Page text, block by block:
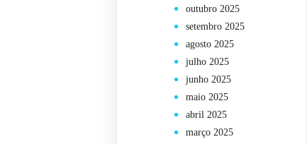
outubro 2025
setembro 2025
agosto 2025
julho 2025
junho 2025
maio 2025
abril 2025
março 2025